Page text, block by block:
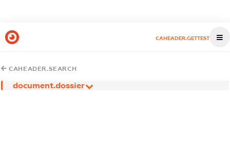
CAHEADER.GETTEST
CAHEADER.SEARCH
document.dossier